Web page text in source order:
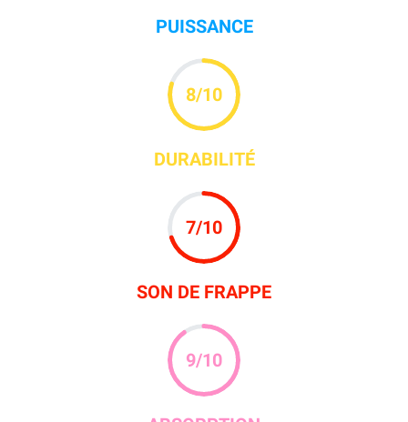
PUISSANCE
8/10
DURABILITÉ
7/10
SON DE FRAPPE
9/10